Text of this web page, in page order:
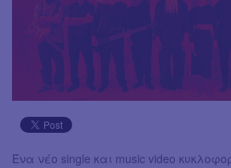
Ένα νέο single και music video